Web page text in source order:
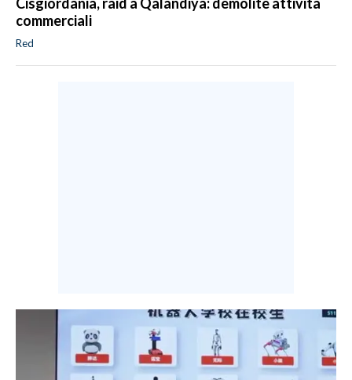
commerciali
Red